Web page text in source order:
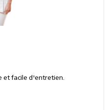
et facile d'entretien.